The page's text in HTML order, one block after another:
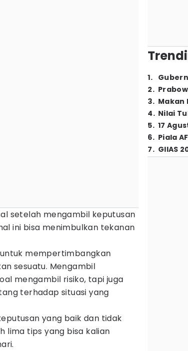
setelah mengambil keputusan
ini bisa menimbulkan tekanan
mempertimbangkan
sesuatu. Mengambil
mengambil risiko, tapi juga
terhadap situasi yang
yang baik dan tidak
lima tips yang bisa kalian
1.
2.
3. Makan
4. Nilai
5. 17
6. Piala
7. GIIAS